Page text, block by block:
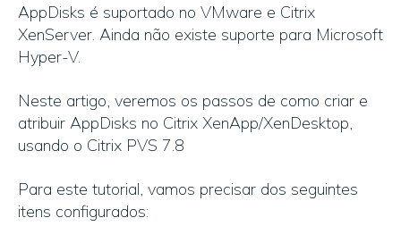
AppDisks é suportado no VMware e Citrix
XenServer. Ainda não existe suporte para Microsoft
Hyper-V.
Neste artigo, veremos os passos de como criar e
atribuir AppDisks no Citrix XenApp/XenDesktop,
usando o Citrix PVS 7.8
Para este tutorial, vamos precisar dos seguintes
itens configurados: